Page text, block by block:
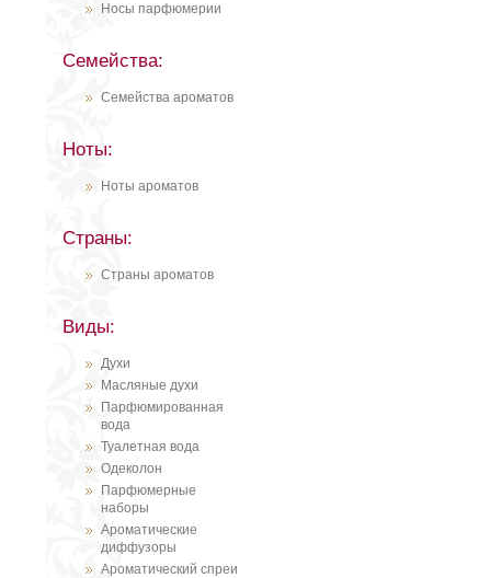
Носы парфюмерии
Семейства:
Семейства ароматов
Ноты:
Ноты ароматов
Страны:
Страны ароматов
Виды:
Духи
Масляные духи
Парфюмированная
вода
Туалетная вода
Одеколон
Парфюмерные
наборы
Ароматические
диффузоры
Ароматический спреи